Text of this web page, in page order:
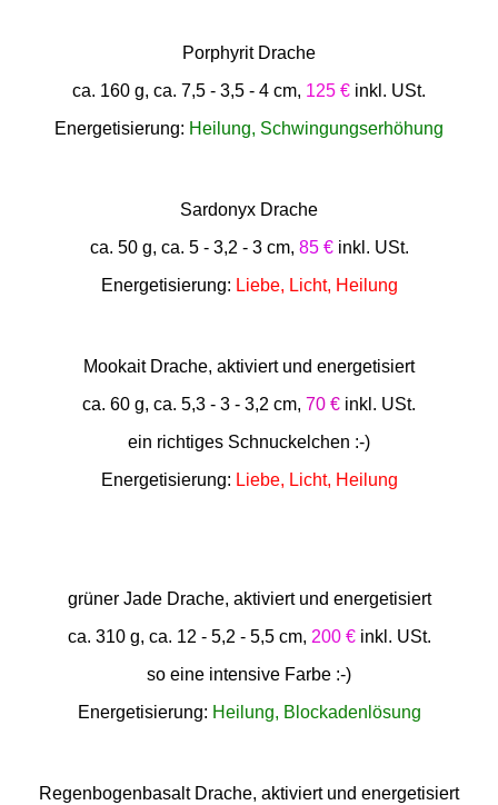
Porphyrit Drache
ca. 160 g, ca. 7,5 - 3,5 - 4 cm, 125 € inkl. USt.
Energetisierung: Heilung, Schwingungserhöhung
Sardonyx Drache
ca. 50 g, ca. 5 - 3,2 - 3 cm, 85 €inkl. USt.
Energetisierung: Liebe, Licht, Heilung
Mookait Drache, aktiviert und energetisiert
ca. 60 g, ca. 5,3 - 3 - 3,2 cm, 70 € inkl. USt.
ein richtiges Schnuckelchen :-)
Energetisierung: Liebe, Licht, Heilung
grüner Jade Drache, aktiviert und energetisiert
ca. 310 g, ca. 12 - 5,2 - 5,5 cm, 200 € inkl. USt.
so eine intensive Farbe :-)
Energetisierung: Heilung, Blockadenlösung
Regenbogenbasalt Drache, aktiviert und energetisiert